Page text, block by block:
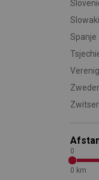
Spanje
0
0 km